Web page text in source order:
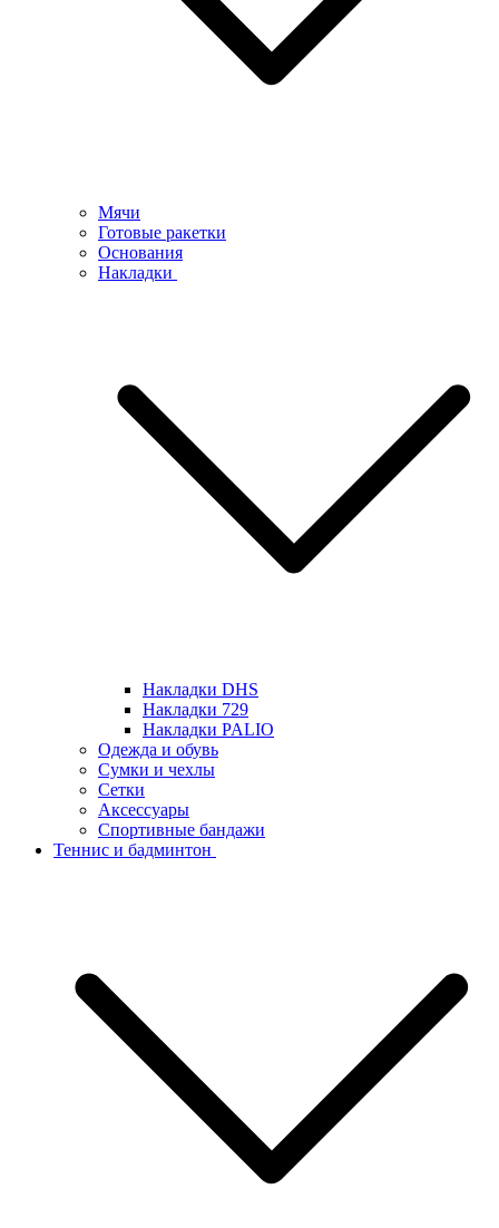
Мячи
Готовые ракетки
Основания
Накладки
Накладки DHS
Накладки 729
Накладки PALIO
Одежда и обувь
Сумки и чехлы
Сетки
Аксессуары
Спортивные бандажи
Теннис и бадминтон